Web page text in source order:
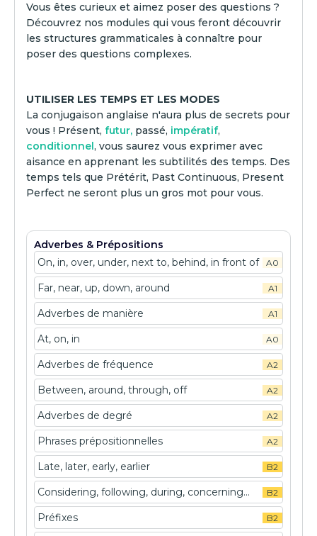
Vous êtes curieux et aimez poser des questions ?
Découvrez nos modules qui vous feront découvrir
les structures grammaticales à connaître pour
poser des questions complexes.
UTILISER LES TEMPS ET LES MODES
La conjugaison anglaise n'aura plus de secrets pour
vous ! Présent, futur, passé, impératif,
conditionnel , vous saurez vous exprimer avec
aisance en apprenant les subtilités des temps. Des
temps tels que Prétérit, Past Continuous, Present
Perfect ne seront plus un gros mot pour vous.
Adverbes & Prépositions
On, in, over, under, next to, behind, in front of
A0
Far, near, up, down, around A1
Adverbes de manière A1
At, on, in A0
Adverbes de fréquence A2
Between, around, through, off A2
Adverbes de degré A2
Phrases prépositionnelles A2
Late, later, early, earlier B2
Considering, following, during, concerning... B2
Préfixes B2